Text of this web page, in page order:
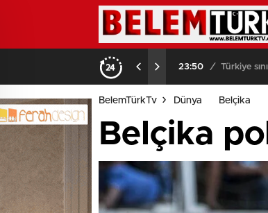
23:50 / Türkiye
BelemTürkTv Dünya Belçika
Belçika